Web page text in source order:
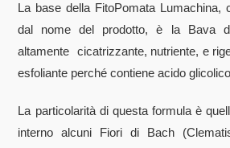
La base della FitoPomata
dal nome del prodotto, è la Bava
altamente cicatrizzante, nutriente, e
esfoliante perché contiene acido
La particolarità di questa formula è
interno alcuni Fiori di Bach